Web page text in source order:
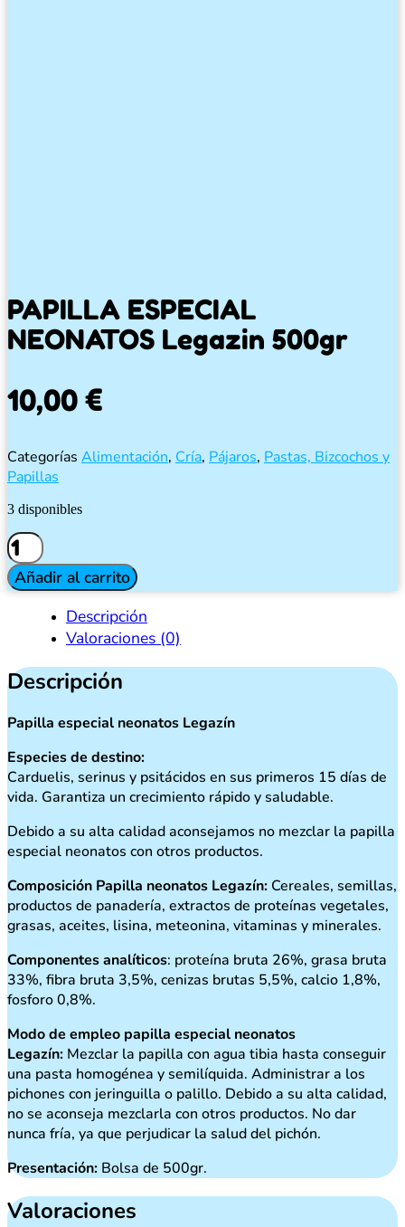
PAPILLA ESPECIAL
NEONATOS Legazin 500gr
10,00 €
Categorías Alimentación, Cría, Pájaros, Pastas, Bizcochos y
Papillas
3 disponibles
PAPILLA
ESPECIAL
NEONATOS
Legazin
cantidad
Añadir al carrito
Descripción
Valoraciones (0)
Descripción
Papilla especial neonatos Legazín
Especies de destino:
Carduelis, serinus y psitácidos en sus primeros 15 días de
vida. Garantiza un crecimiento rápido y saludable.
Debido a su alta calidad aconsejamos no mezclar la papilla
especial neonatos con otros productos.
Composición Papilla neonatos Legazín: Cereales, semillas,
productos de panadería, extractos de proteínas vegetales,
grasas, aceites, lisina, meteonina, vitaminas y minerales.
Componentes analíticos: proteína bruta 26%, grasa bruta
33%, fibra bruta 3,5%, cenizas brutas 5,5%, calcio 1,8%,
fosforo 0,8%.
Modo de empleo papilla especial neonatos
Legazín: Mezclar la papilla con agua tibia hasta conseguir
una pasta homogénea y semilíquida. Administrar a los
pichones con jeringuilla o palillo. Debido a su alta calidad,
no se aconseja mezclarla con otros productos. No dar
nunca fría, ya que perjudicar la salud del pichón.
Presentación: Bolsa de 500gr.
Valoraciones